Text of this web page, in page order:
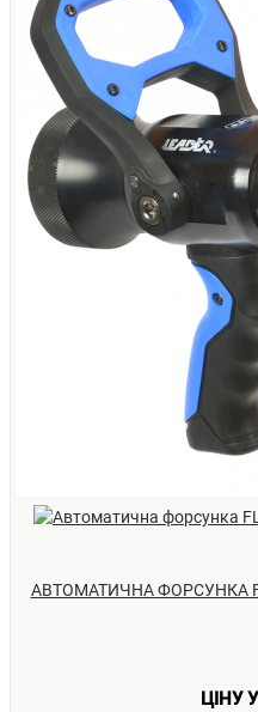
АВТОМАТИЧНА ФОРСУНКА
ЦІНУ